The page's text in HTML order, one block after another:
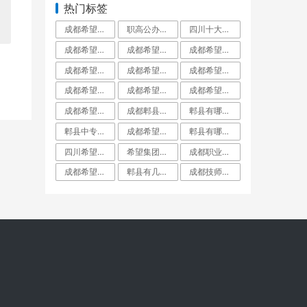
热门标签
成都希望职业学校百度百科_成都希望职业学校官网 职高公办好还是民办好_职高公办好还是私立好呢
四川十大最好的职业学校四川十大职高学校排_四川十大最好的职业学校民办
成都希望职业学校是公立还是私立_成都希望职业学校到底有多坑
成都希望职业学校升学率如何就业保障_成都希望职业学校招生学费
成都希望学校是公办还是民办_成都希望学校百度百科
成都希望职业学校口碑好不好_成都希望职业学校民办
成都希望职业学校到底有多坑郫县希望职校坑_成都希望职业学校烹饪专业
成都希望职业学校有普高班吗_成都希望职业学校招生网
成都希望职业学校有哪些专业_成都希望职业学校
成都希望职业学校好不好学校到底怎么样_成都希望职业教育学校
成都希望职业学校招生代码51223_成都希望职业学校招生网
成都希望职业学校是技校吗_成都希望职业教育学校
成都郫县希望职业学校专业对口率就业分配工_成都郫县希望职业学校
郫县有哪些大专职业学校郫县职业学校一览表_郫县有哪些大专学校
郫县中专学校郫县中专职业学校有哪些_郫县中专学校有几所
成都希望职业学校名师指导_成都希望职业学校烹饪专业
郫县有哪些公办职业高中郫都有哪些公立职业_郫县有哪些公立职业高中学校
四川希望职业学校简介_四川希望职业学院
希望集团在成都的大专学校_希望集团成都有哪些学校
成都职业学校名单成都市职业学校排名_成都职业学校都有哪些
成都希望学院本科录取分数线_成都希望学院是几本
郫县有几所职高郫都职高有哪几所_郫县有几所职高学校 成都技师学院郫县红光校区_成都技师学院郫都校区